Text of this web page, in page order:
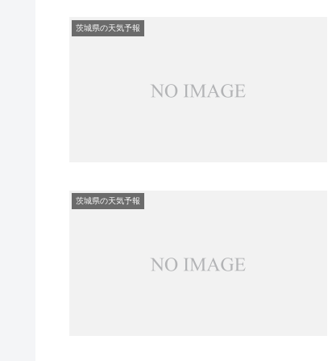
茨城県の天気予報
茨城県の天気予報